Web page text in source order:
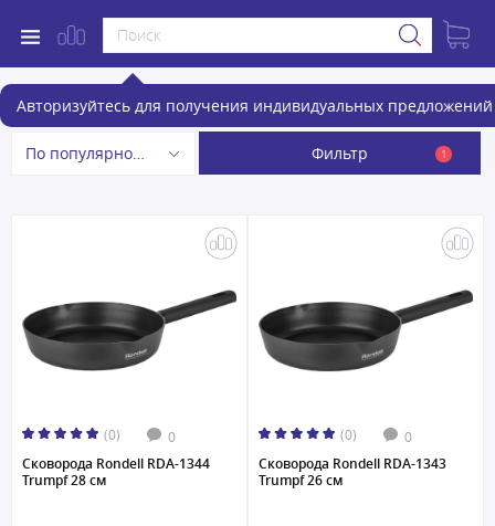
Авторизуйтесь для получения индивидуальных предложений
Сковороды и сотейники
По популярности Фильтр 1
(0) 0
Сковорода Rondell RDA-1344
Trumpf 28 см
(0) 0
Сковорода Rondell RDA-1343
Trumpf 26 см